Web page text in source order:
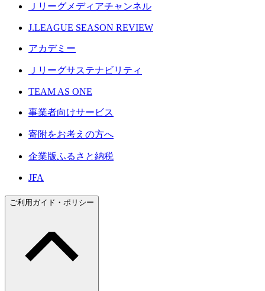
Ｊリーグメディアチャンネル
J.LEAGUE SEASON REVIEW
アカデミー
Ｊリーグサステナビリティ
TEAM AS ONE
事業者向けサービス
寄附をお考えの方へ
企業版ふるさと納税
JFA
ご利用ガイド・ポリシー